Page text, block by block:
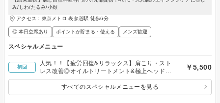
み/しわ/たるみ/小顔
アクセス：東京メトロ 表参道駅 徒歩6分
◎ 本日空席あり ポイントが貯まる・使える メンズ歓迎
スペシャルメニュー
初回
人気！！【疲労回復&リラックス】肩こり・スト
レス改善◎オイルトリートメント&極上ヘッドス
パ50分
￥5,500
すべてのスペシャルメニューを見る